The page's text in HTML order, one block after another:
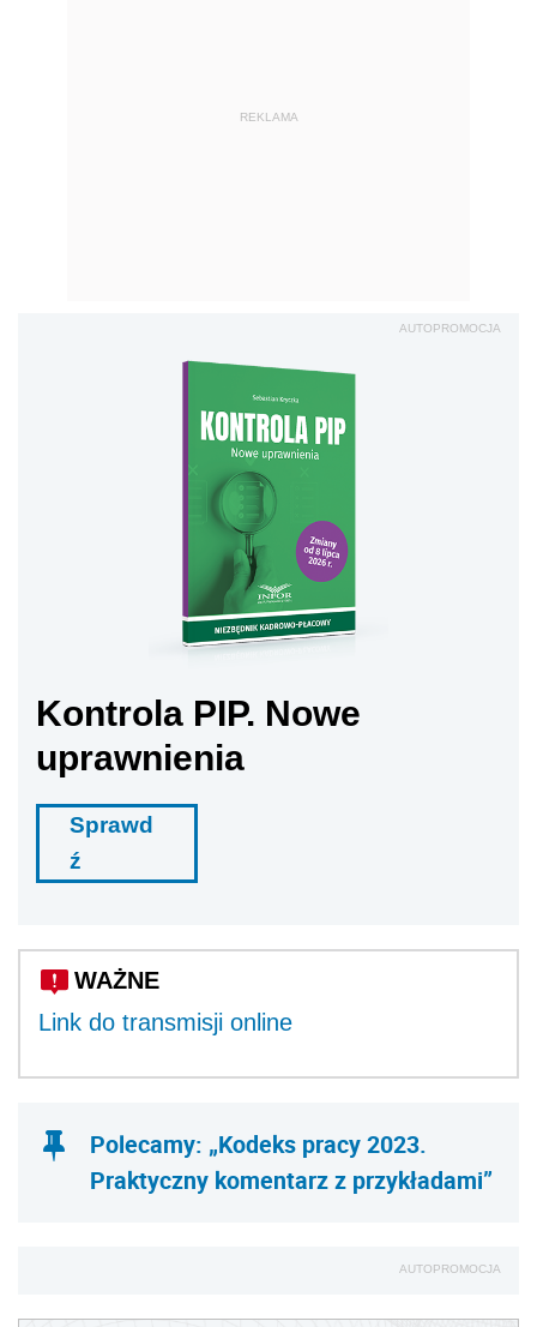
REKLAMA
AUTOPROMOCJA
Kontrola PIP. Nowe
uprawnienia
Sprawd
ź
WAŻNE
Link do transmisji online
Polecamy: „Kodeks pracy 2023.
Praktyczny komentarz z przykładami”
AUTOPROMOCJA